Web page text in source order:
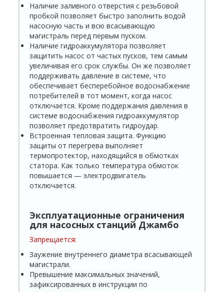
Наличие заливного отверстия с резьбовой
пробкой позволяет быстро заполнить водой
насосную часть и всю всасывающую
магистраль перед первым пуском.
Наличие гидроаккумулятора позволяет
защитить насос от частых пусков, тем самым
увеличивая его срок службы. Он же позволяет
поддерживать давление в системе, что
обеспечивает бесперебойное водоснабжение
потребителей в тот момент, когда насос
отключается. Кроме поддержания давления в
системе водоснабжения гидроаккумулятор
позволяет предотвратить гидроудар.
Встроенная тепловая защита. Функцию
защиты от перегрева выполняет
термопротектор, находящийся в обмотках
статора. Как только температура обмоток
повышается — электродвигатель
отключается.
Эксплуатационные ограничения
для насосных станций Джамбо
Запрещается:
Заужение внутреннего диаметра всасывающей
магистрали.
Превышение максимальных значений,
зафиксированных в инструкции по